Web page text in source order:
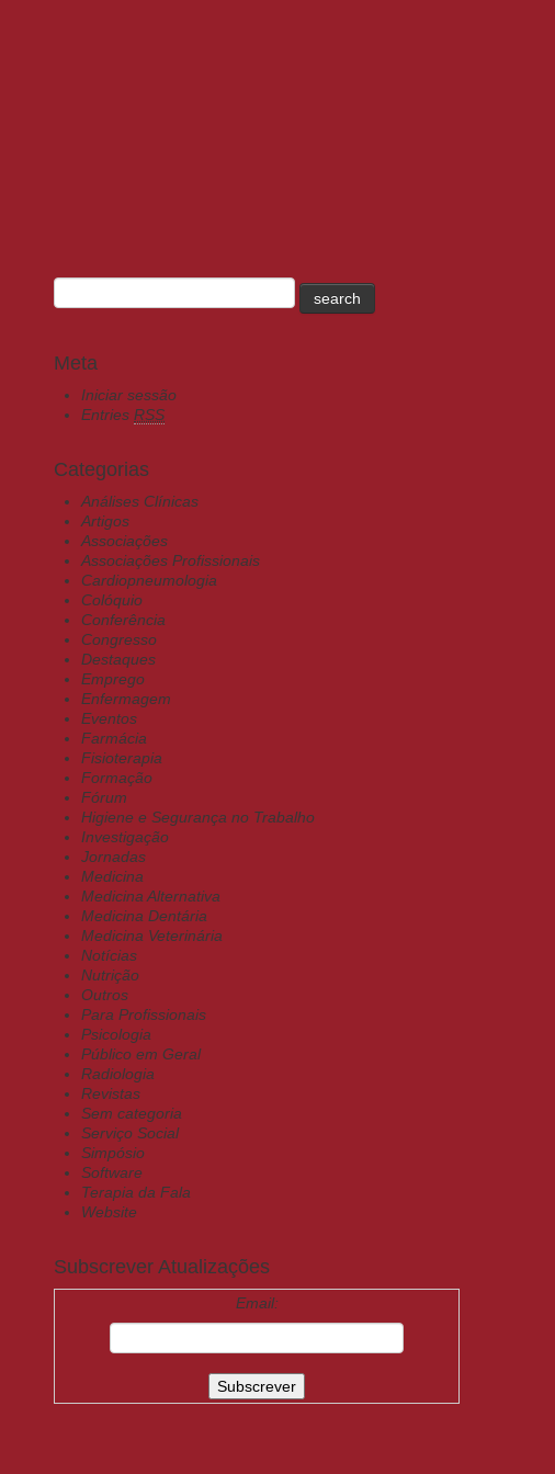
Meta
Iniciar sessão
Entries RSS
Categorias
Análises Clínicas
Artigos
Associações
Associações Profissionais
Cardiopneumologia
Colóquio
Conferência
Congresso
Destaques
Emprego
Enfermagem
Eventos
Farmácia
Fisioterapia
Formação
Fórum
Higiene e Segurança no Trabalho
Investigação
Jornadas
Medicina
Medicina Alternativa
Medicina Dentária
Medicina Veterinária
Notícias
Nutrição
Outros
Para Profissionais
Psicologia
Público em Geral
Radiologia
Revistas
Sem categoria
Serviço Social
Simpósio
Software
Terapia da Fala
Website
Subscrever Atualizações
Email: